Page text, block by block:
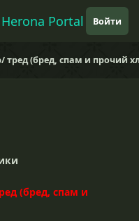
Herona Portal Войти
тред (бред, спам и прочий
(бред, спам и